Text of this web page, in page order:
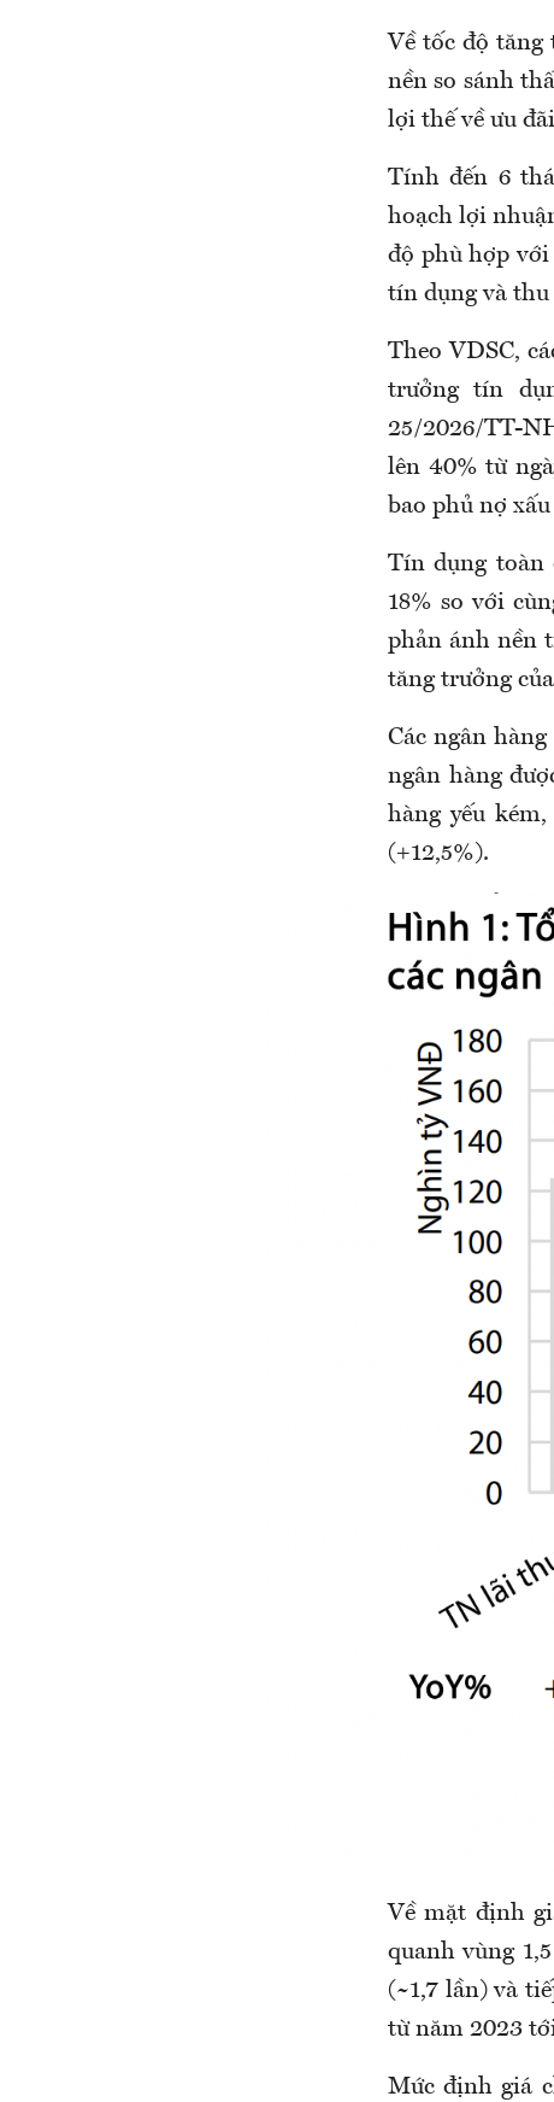
Về tốc độ
nền so sánh
lợi thế về ưu
Tính đến 6
hoạch lợi
độ phù hợp
tín dụng và thu
Theo VDSC,
trưởng tín
25/2026/TT-
lên 40% từ
bao phủ nợ
Tín dụng toàn
18% so với
phản ánh nền
tăng trưởng
Các ngân
ngân hàng
hàng yếu
(+12,5%).
Về mặt định
quanh vùng
(~1,7 lần) và
từ năm 2023
Mức định giá